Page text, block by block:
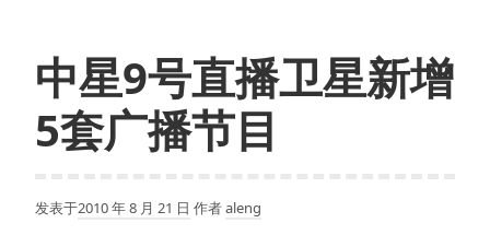
中星9号直播卫星新增
5套广播节目
发表于2010 年 8 月 21 日 作者aleng